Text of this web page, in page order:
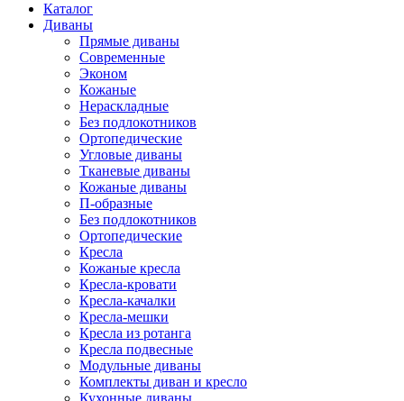
Каталог
Диваны
Прямые диваны
Современные
Эконом
Кожаные
Нераскладные
Без подлокотников
Ортопедические
Угловые диваны
Тканевые диваны
Кожаные диваны
П-образные
Без подлокотников
Ортопедические
Кресла
Кожаные кресла
Кресла-кровати
Кресла-качалки
Кресла-мешки
Кресла из ротанга
Кресла подвесные
Модульные диваны
Комплекты диван и кресло